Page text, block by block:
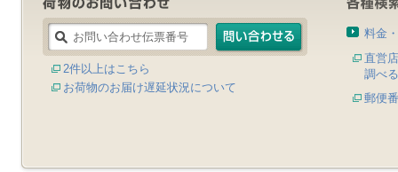
2件以上はこちら
お荷物のお届け遅延状況について
料金
直営
調べる
郵便